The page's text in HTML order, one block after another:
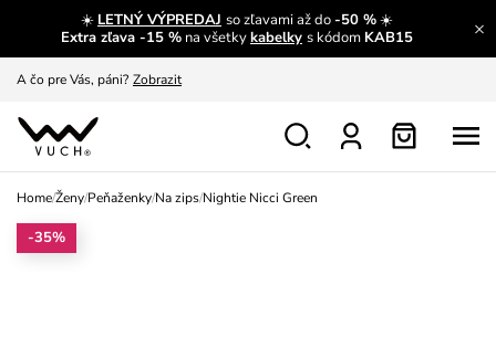
☀️ LETNÝ VÝPREDAJ so zľavami až do-50 %☀️
Extra zľava -15 % na všetkykabelky s kódom KAB15
A čo sa inde nedozvieš? Prečítať viac
A čo pre Vás, páni? Zobrazit
S čím chybu neurobíš?
Nech sa inšpirovať Zobraziť
Home/Ženy/Peňaženky/Na zips/Nightie Nicci Green
-35%